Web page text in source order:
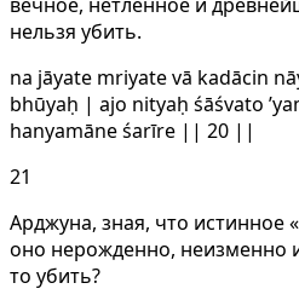
нельзя убить.
na jāyate mriyate vā kadācin
bhūyaḥ | ajo nityaḥ śāśvato
hanyamāne śarīre || 20 ||
21
Арджуна, зная, что
оно нерожденно, неизменно
то убить?